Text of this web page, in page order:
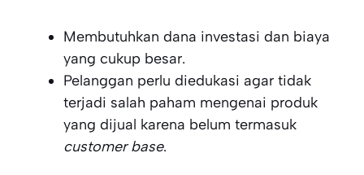
Membutuhkan dana investasi dan biaya
yang cukup besar.
Pelanggan perlu diedukasi agar tidak
terjadi salah paham mengenai produk
yang dijual karena belum termasuk
customer base.